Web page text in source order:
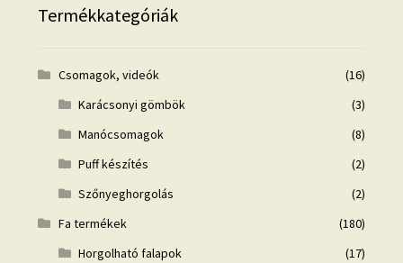
Termékkategóriák
Csomagok, videók
(16)
Karácsonyi gömbök
(3)
Manócsomagok
(8)
Puff készítés
(2)
Szőnyeghorgolás
(2)
Fa termékek
(180)
Horgolható falapok
(17)